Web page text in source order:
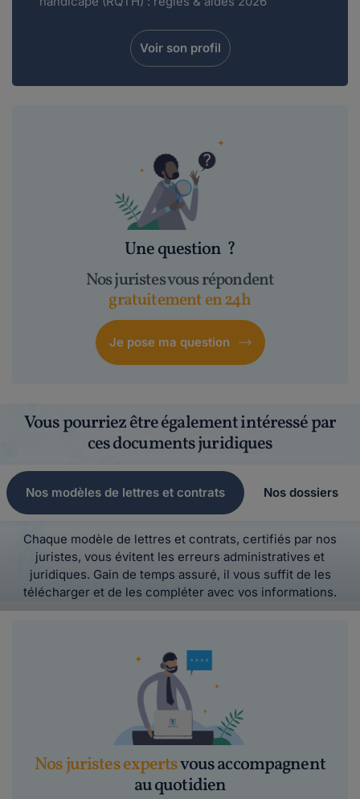
Voir son profil
Une question ?
Nos juristes vous répondent
gratuitement en 24h
Je pose ma question
Vous pourriez être également intéressé par
ces documents juridiques
Nos modèles de lettres et contrats Nos dossiers
Chaque modèle de lettres et contrats, certifiés par nos
juristes, vous évitent les erreurs administratives et
juridiques. Gain de temps assuré, il vous suffit de les
télécharger et de les compléter avec vos informations.
Nos juristes expertsvous accompagnent
au quotidien